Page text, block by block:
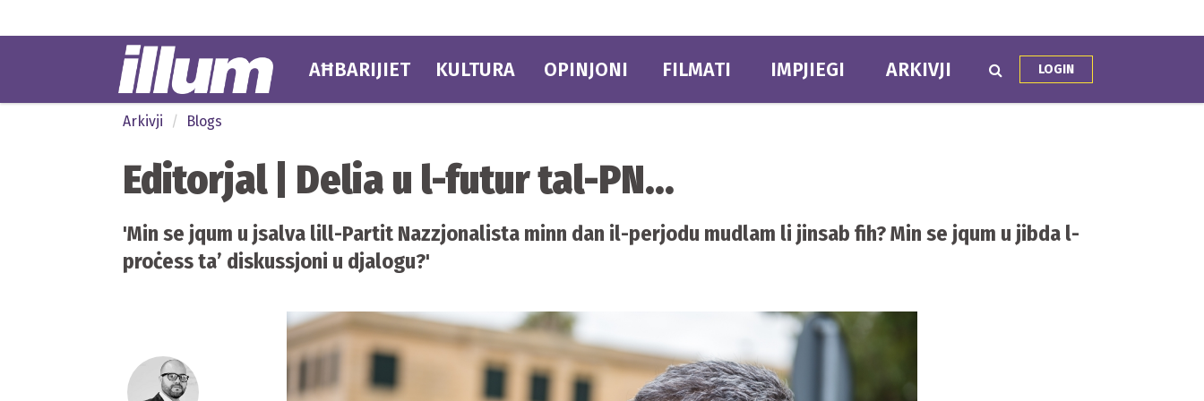
AĦBARIJIET KULTURA OPINJONI FILMATI IMPJIEGI ARKIVJI LOGIN
Arkivji Blogs
Editorjal | Delia u l-futur tal-PN...
'Min se jqum u jsalva lill-Partit Nazzjonalista minn dan il-perjodu mudlam li jinsab fih? Min se jqum u jibda l-
proċess ta’ diskussjoni u djalogu?'